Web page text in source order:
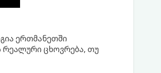
ერთმანეთში
რეალური ცხოვრება, თუ